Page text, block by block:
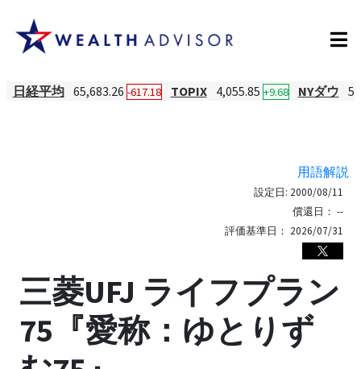
日経平均 65,683.26 -617.18 TOPIX 4,055.85 +9.68 NYダウ
用語解説
設定日: 2000/08/11
償還日： --
評価基準日： 2026/07/31
三菱UFJ ライフプラン
75『愛称：ゆとりず